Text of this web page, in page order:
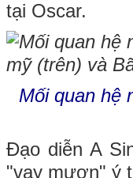
tại Oscar.
Mối quan hệ
Đạo diễn A
"vay mượn" ý